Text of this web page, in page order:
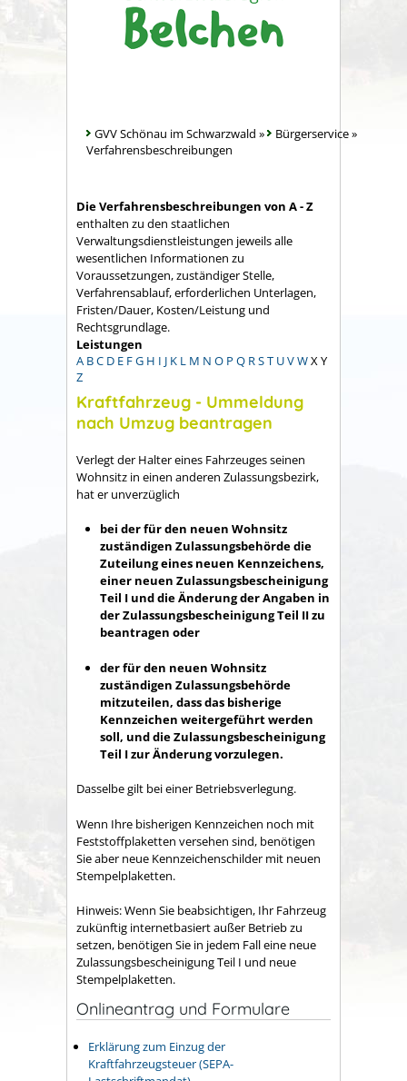
GVV Schönau im Schwarzwald » Bürgerservice»
Verfahrensbeschreibungen
Die Verfahrensbeschreibungen von A - Z
enthalten zu den staatlichen
Verwaltungsdienstleistungen jeweils alle
wesentlichen Informationen zu
Voraussetzungen, zuständiger Stelle,
Verfahrensablauf, erforderlichen Unterlagen,
Fristen/Dauer, Kosten/Leistung und
Rechtsgrundlage.
Leistungen
A BC D E FG H I J K L M N O P Q RST UVWX Y
Z
Kraftfahrzeug - Ummeldung
nach Umzug beantragen
Verlegt der Halter eines Fahrzeuges seinen
Wohnsitz in einen anderen Zulassungsbezirk,
hat er unverzüglich
bei der für den neuen Wohnsitz
zuständigen Zulassungsbehörde die
Zuteilung eines neuen Kennzeichens,
einer neuen Zulassungsbescheinigung
Teil I und die Änderung der Angaben in
der Zulassungsbescheinigung Teil II zu
beantragen oder
der für den neuen Wohnsitz
zuständigen Zulassungsbehörde
mitzuteilen, dass das bisherige
Kennzeichen weitergeführt werden
soll, und die Zulassungsbescheinigung
Teil I zur Änderung vorzulegen.
Dasselbe gilt bei einer Betriebsverlegung.
Wenn Ihre bisherigen Kennzeichen noch mit
Feststoffplaketten versehen sind, benötigen
Sie aber neue Kennzeichenschilder mit neuen
Stempelplaketten.
Hinweis:Wenn Sie beabsichtigen, Ihr Fahrzeug
zukünftig internetbasiert außer Betrieb zu
setzen, benötigen Sie in jedem Fall eine neue
Zulassungsbescheinigung Teil I und neue
Stempelplaketten.
Onlineantrag und Formulare
Erklärung zum Einzug der
Kraftfahrzeugsteuer (SEPA-